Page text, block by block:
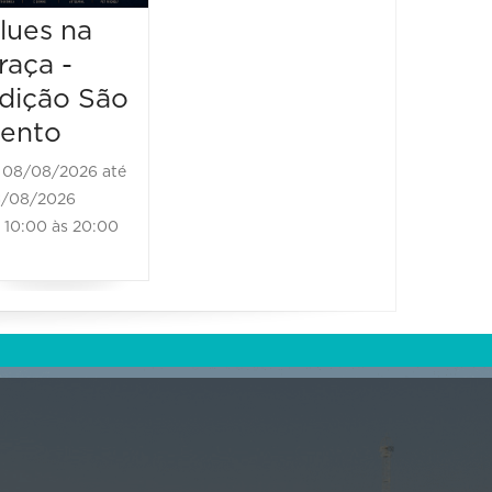
na
-
São
08/08/2026 até
08/2026
às 20:00